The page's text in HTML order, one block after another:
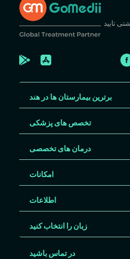
تایید
برترین بیمارستان ها در هند
تخصص های پزشکی
درمان های تخصصی
امکانات
اطلاعات
زبان را انتخاب کنید
در تماس باشید